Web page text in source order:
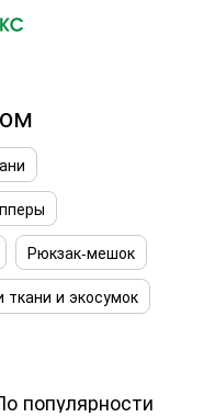
Рюкзак-мешок
ткани и экосумок
популярности